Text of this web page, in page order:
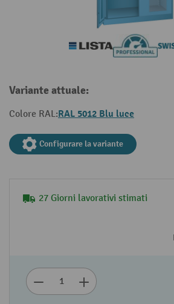
Variante attuale:
Colore RAL:RAL 5012 Blu luce
Configurare la variante
27 Giorni lavorativi stimati